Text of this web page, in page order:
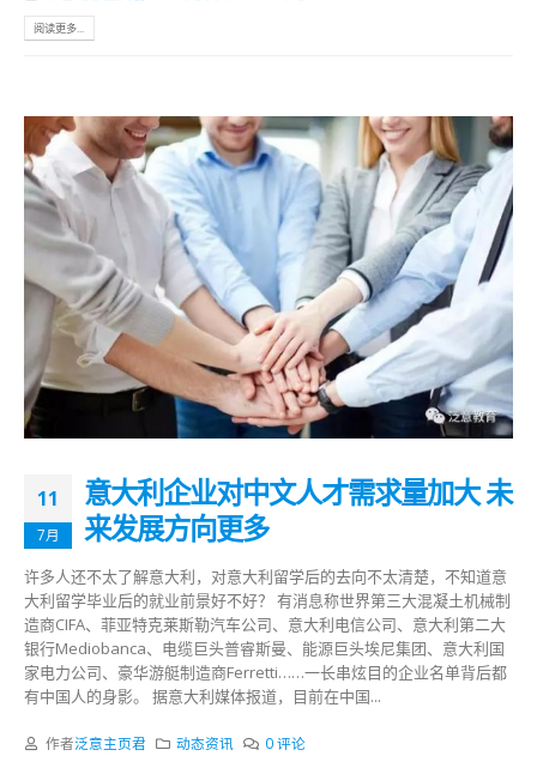
阅读更多...
11
7月
意大利企业对中文人才需求量加大 未
来发展方向更多
许多人还不太了解意大利，对意大利留学后的去向不太清楚，不知道意
大利留学毕业后的就业前景好不好？ 有消息称世界第三大混凝土机械制
造商CIFA、菲亚特克莱斯勒汽车公司、意大利电信公司、意大利第二大
银行Mediobanca、电缆巨头普睿斯曼、能源巨头埃尼集团、意大利国
家电力公司、豪华游艇制造商Ferretti……一长串炫目的企业名单背后都
有中国人的身影。 据意大利媒体报道，目前在中国...
作者泛意主页君 动态资讯 0 评论